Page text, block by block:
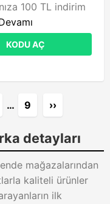
100 TL indirim
KODU AÇ
… 9 ››
detayları
mağazalarından
kaliteli ürünler
ilk